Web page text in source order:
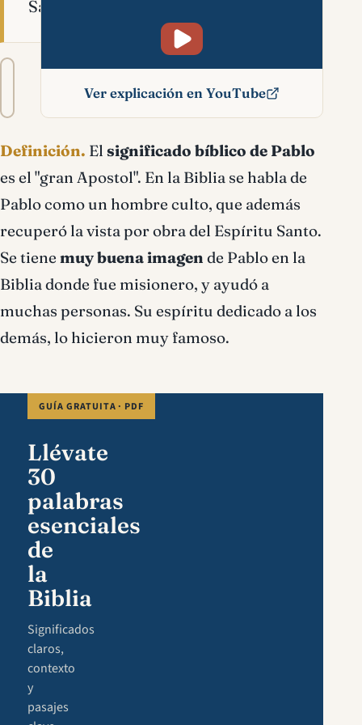
Santo.
Tamaño
A− A+
Ver explicación en YouTube
Definición. El significado bíblico de Pablo
es el "gran Apostol". En la Biblia se habla de
Pablo como un hombre culto, que además
recuperó la vista por obra del Espíritu Santo.
Se tiene muy buena imagen de Pablo en la
Biblia donde fue misionero, y ayudó a
muchas personas. Su espíritu dedicado a los
demás, lo hicieron muy famoso.
GUÍA GRATUITA · PDF
Llévate
30
palabras
esenciales
de
la
Biblia
Significados
claros,
contexto
y
pasajes